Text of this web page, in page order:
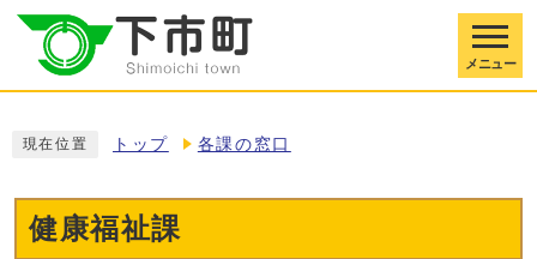
メニュー
現在位置 トップ 各課の窓口
健康福祉課